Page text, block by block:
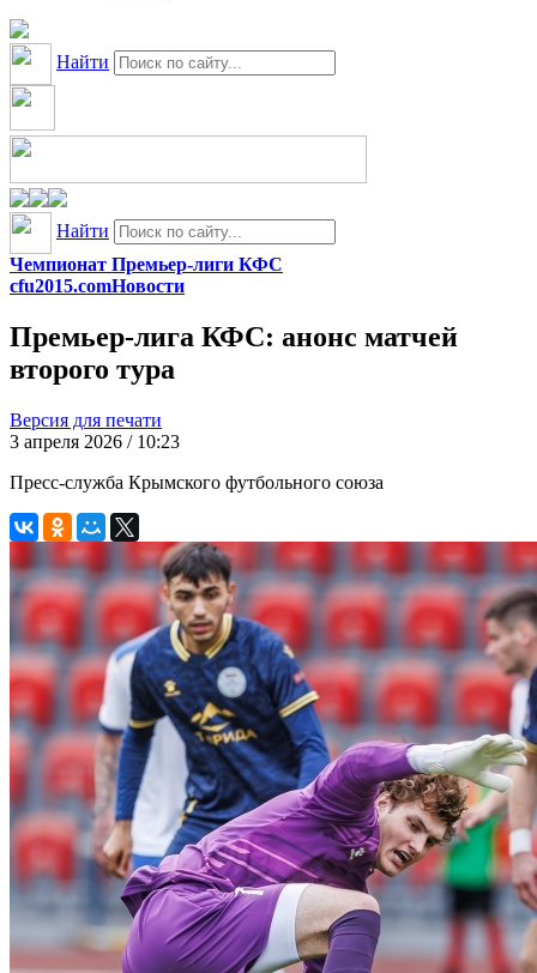
Найти
Найти
Чемпионат Премьер-лиги КФС
cfu2015.comНовости
Премьер-лига КФС: анонс матчей
второго тура
Версия для печати
3 апреля 2026 / 10:23
Пресс-служба Крымского футбольного союза